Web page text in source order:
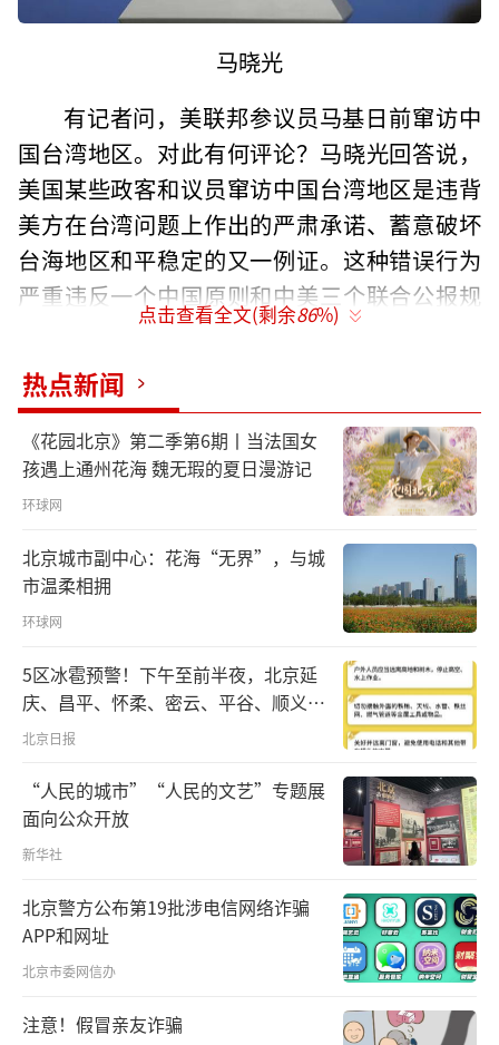
马晓光
有记者问，美联邦参议员马基日前窜访中
国台湾地区。对此有何评论？马晓光回答说，
美国某些政客和议员窜访中国台湾地区是违背
美方在台湾问题上作出的严肃承诺、蓄意破坏
台海地区和平稳定的又一例证。这种错误行为
严重违反一个中国原则和中美三个联合公报规
定，我们对此坚决反对。马晓光表示，美国某
些人不汲取佩洛西窜台严重后果的教训，民进
党当局一再拉拢外部反华势力谋“独”挑衅，
充分暴露美“以台制华”和民进党当局“倚美
谋独”险恶用心。马晓光指出，我们捍卫国家
主权和领土完整的斗争得到国际社会广泛支
持。正告民进党当局，如果在挟洋自重、
谋“独”挑衅的路上不知收敛，必将遭到更严
厉的打击。
美议员窜访台湾期间，东部战区军机“南
北夹击”
点击查看全文(剩余86%)
热点新闻
《花园北京》第二季第6期丨当法国女
孩遇上通州花海 魏无瑕的夏日漫游记
环球网
北京城市副中心：花海“无界”，与城
市温柔相拥
环球网
5区冰雹预警！下午至前半夜，北京延
庆、昌平、怀柔、密云、平谷、顺义、
门头沟、房山等区有较明显降雨，伴七
北京日报
“人民的城市”“人民的文艺”专题展
面向公众开放
新华社
北京警方公布第19批涉电信网络诈骗
APP和网址
北京市委网信办
注意！假冒亲友诈骗